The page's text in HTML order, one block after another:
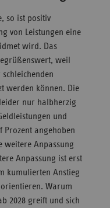
so ist positiv
von Leistungen eine
wird. Das
weil
werden können. Die
nur halbherzig
und
Prozent angehoben
weitere Anpassung
Anpassung ist erst
kumulierten Anstieg
Warum
2028 greift und sich